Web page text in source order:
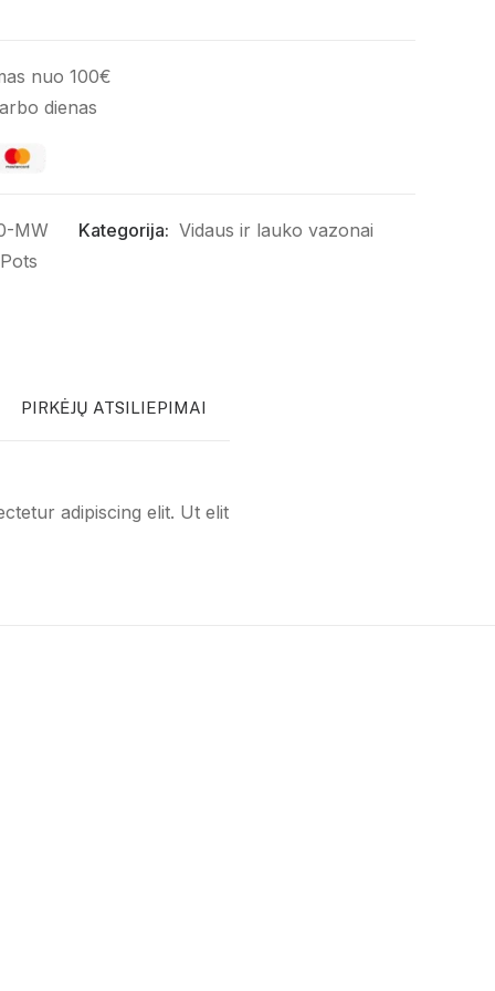
nuo 100€
dienas
MW Kategorija: Vidaus ir lauko vazonai
PIRKĖJŲ ATSILIEPIMAI
adipiscing elit. Ut elit